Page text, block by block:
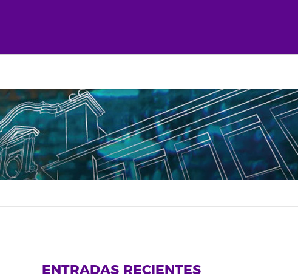
ENTRADAS RECIENTES